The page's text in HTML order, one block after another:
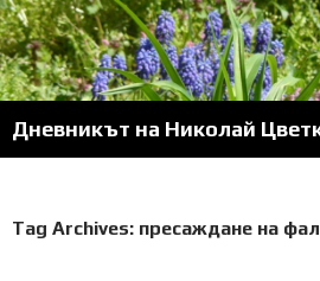
Skip
to
content
Дневникът на Николай
Tag Archives: пресаждане на